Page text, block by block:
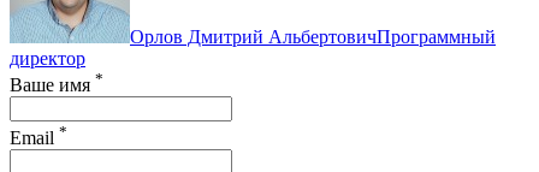
Орлов Дмитрий АльбертовичПрограммный
директор
Ваше имя *
Email *